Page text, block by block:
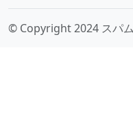
© Copyright 2024 スパ